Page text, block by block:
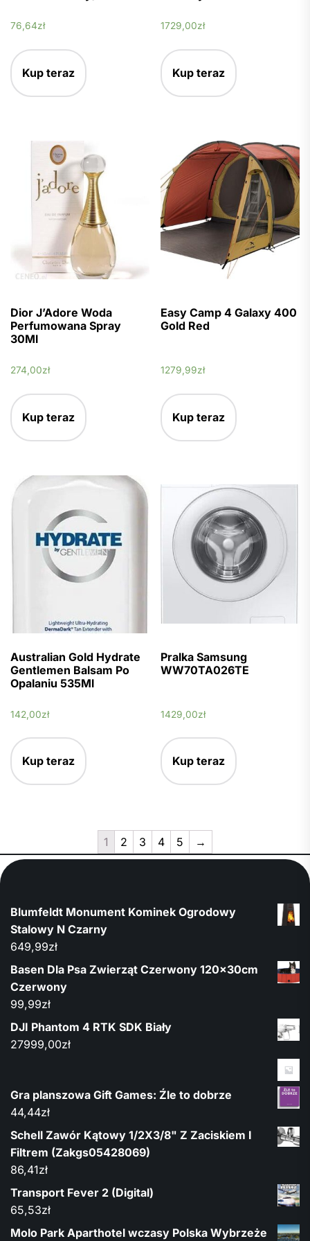
76,64zł
Kup teraz
1729,00zł
Kup teraz
Dior J’Adore Woda
Perfumowana Spray
30Ml
274,00zł
Kup teraz
Easy Camp 4 Galaxy 400
Gold Red
1279,99zł
Kup teraz
Australian Gold Hydrate
Gentlemen Balsam Po
Opalaniu 535Ml
142,00zł
Kup teraz
Pralka Samsung
WW70TA026TE
1429,00zł
Kup teraz
1 2 3 4 5 →
Blumfeldt Monument Kominek Ogrodowy
Stalowy N Czarny
649,99zł
Basen Dla Psa Zwierząt Czerwony 120x30cm
Czerwony
99,99zł
DJI Phantom 4 RTK SDK Biały
27999,00zł
Gra planszowa Gift Games: Źle to dobrze
44,44zł
Schell Zawór Kątowy 1/2X3/8" Z Zaciskiem I
Filtrem (Zakgs05428069)
86,41zł
Transport Fever 2 (Digital)
65,53zł
Molo Park Aparthotel wczasy Polska Wybrzeże